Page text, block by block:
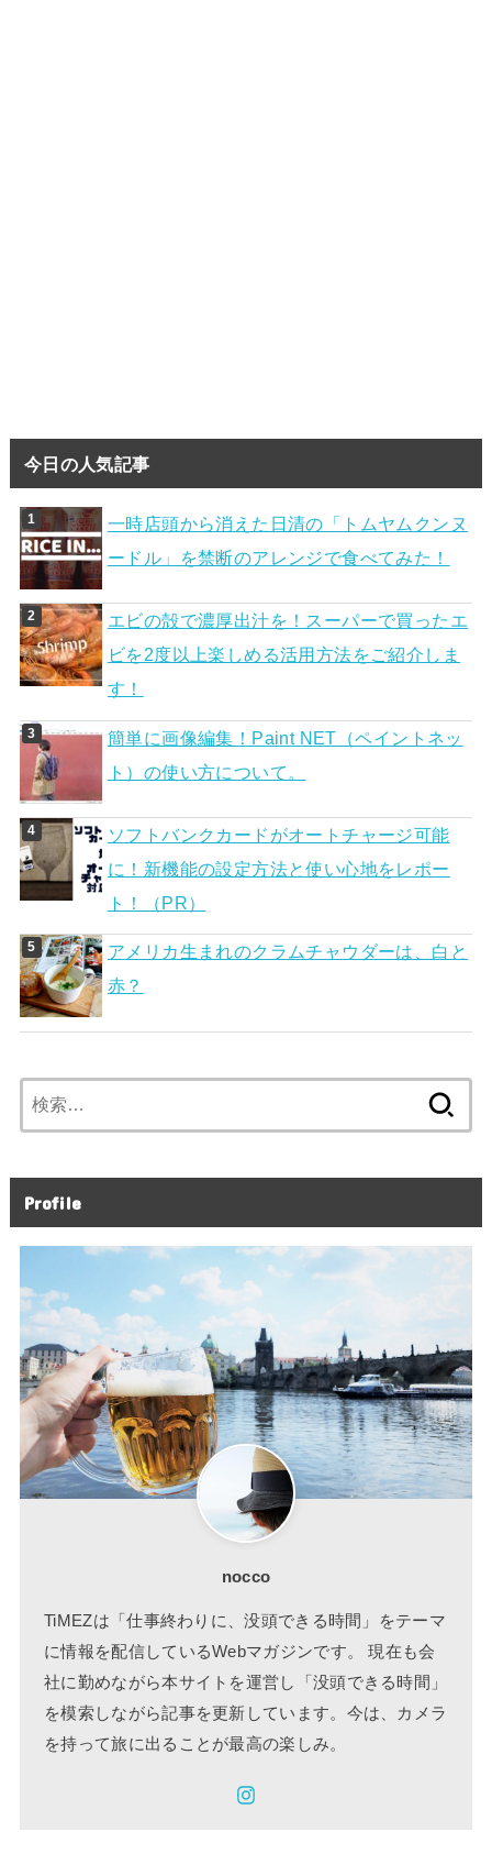
今日の人気記事
一時店頭から消えた日清の「トムヤムクンヌ
ードル」を禁断のアレンジで食べてみた！
エビの殻で濃厚出汁を！スーパーで買ったエ
ビを2度以上楽しめる活用方法をご紹介しま
す！
簡単に画像編集！Paint NET（ペイントネッ
ト）の使い方について。
ソフトバンクカードがオートチャージ可能
に！新機能の設定方法と使い心地をレポー
ト！（PR）
アメリカ生まれのクラムチャウダーは、白と
赤？
索:
Profile
nocco
TiMEZは「仕事終わりに、没頭できる時間」をテーマ
に情報を配信しているWebマガジンです。 現在も会
社に勤めながら本サイトを運営し「没頭できる時間」
を模索しながら記事を更新しています。今は、カメラ
を持って旅に出ることが最高の楽しみ。